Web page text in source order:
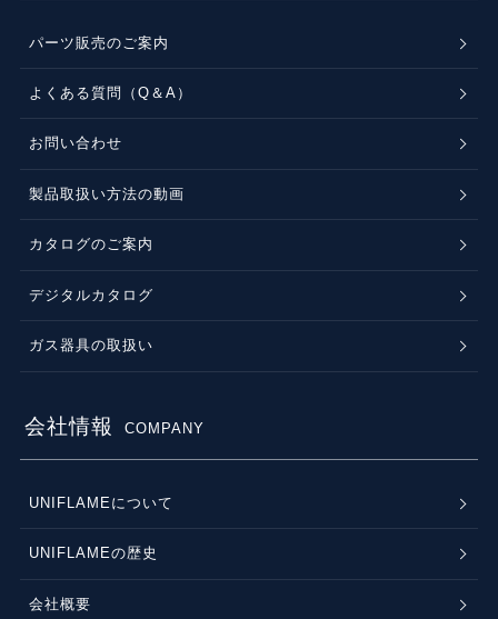
パーツ販売のご案内
よくある質問（Q＆A）
お問い合わせ
製品取扱い方法の動画
カタログのご案内
デジタルカタログ
ガス器具の取扱い
会社情報 COMPANY
UNIFLAMEについて
UNIFLAMEの歴史
会社概要